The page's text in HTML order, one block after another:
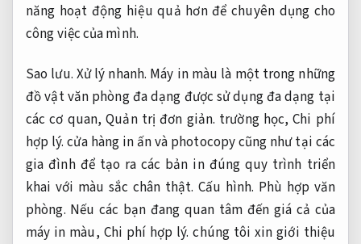
năng hoạt động hiệu quả hơn để chuyên dụng cho
công việc của mình.
Sao lưu. Xử lý nhanh. Máy in màu là một trong những
đồ vật văn phòng đa dạng được sử dụng đa dạng tại
các cơ quan,Quản trị đơn giản. trường học,Chi phí
hợp lý. cửa hàng in ấn và photocopy cũng như tại các
gia đình để tạo ra các bản in đúng quy trình triển
khai với màu sắc chân thật. Cấu hình. Phù hợp văn
phòng. Nếu các bạn đang quan tâm đến giá cả của
máy in màu, Chi phí hợp lý. chúng tôi xin giới thiệu